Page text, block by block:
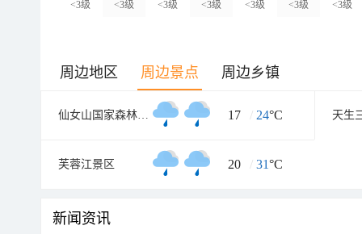
<3级 <3级 <3级 <3级 <3级 <3级 <3级
周边地区 周边景点 周边乡镇
仙女山国家森林公园 17 / 24°C 天生
芙蓉江景区 20 / 31°C
新闻资讯